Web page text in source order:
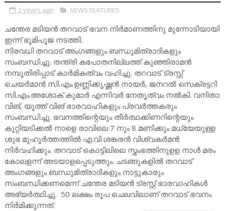
2 years ago NEWS FEATURES
ചന്തേര മടിയൻ തറവാട് ഭവന നിർമാണത്തിനു മുന്നോടിയായി
ഇന്ന് ഭൂമിപൂജ നടത്തി.
നിരവധി തറവാട് അംഗങ്ങളും ബന്ധുമിത്രാദികളും
സംബന്ധിച്ചു. തന്ത്രി കപോതനില്ലത്ത് കുഞ്ഞിരാമൻ
നമ്പൂതിരിപ്പാട് കാർമികത്വം വഹിച്ചു. തറവാട് ട്രസ്റ്റ്
ചെയർമാൻ സി.എം.ഉണ്ണിക്കൃഷ്ണൻ നായർ, ജനറൽ സെക്രട്ടറി
സി.എം.അശോക് കുമാർ എന്നിവർ നേതൃത്വം നൽകി. വനിതാ
വിങ്, യൂത്ത് വിങ് ഭാരവാഹികളും പ്രവർത്തകരും
സംബന്ധിച്ചു. ഭവനത്തിന്റെയും തീർത്ഥക്കിണറിന്റെയും
കുറ്റിയടിക്കൽ നാളെ രാവിലെ 7 നും 8 മണിക്കും മധ്യേയുള്ള
ശുഭ മുഹൂർത്തത്തിൽ എ.വി.ശങ്കരൻ വിശ്വകർമൻ
നിർവഹിക്കും. തറവാട് കൊട്ടിലിലെ സ്തംഭത്തിനുളള നാൾ മരം
കോലളന്ന് അടയാളപ്പെടുത്തും. ചടങ്ങുകളിൽ തറവാട്
അംഗങ്ങളും ബന്ധുമിത്രാദികളും നാട്ടുകാരും
സംബന്ധിക്കണമെന്ന് ചന്തേര മടിയൻ ട്രസ്റ്റ് ഭാരവാഹികൾ
അഭ്യർത്ഥിച്ചു. 50 ലക്ഷം രൂപ ചെലവിലാണ് തറവാട് ഭവനം
നിർമിക്കുന്നത്.